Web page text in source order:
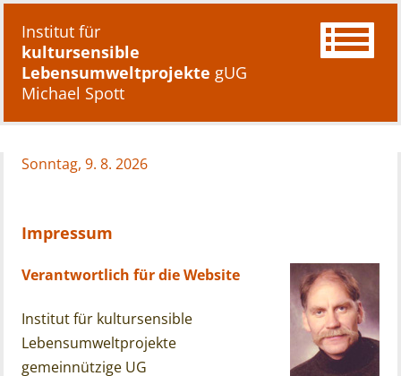
Institut für
kultursensible
Lebensumweltprojekte gUG
Michael Spott
Sonntag, 9. 8. 2026
Impressum
Verantwortlich für die Website
Institut für kultursensible
Lebensumweltprojekte
gemeinnützige UG